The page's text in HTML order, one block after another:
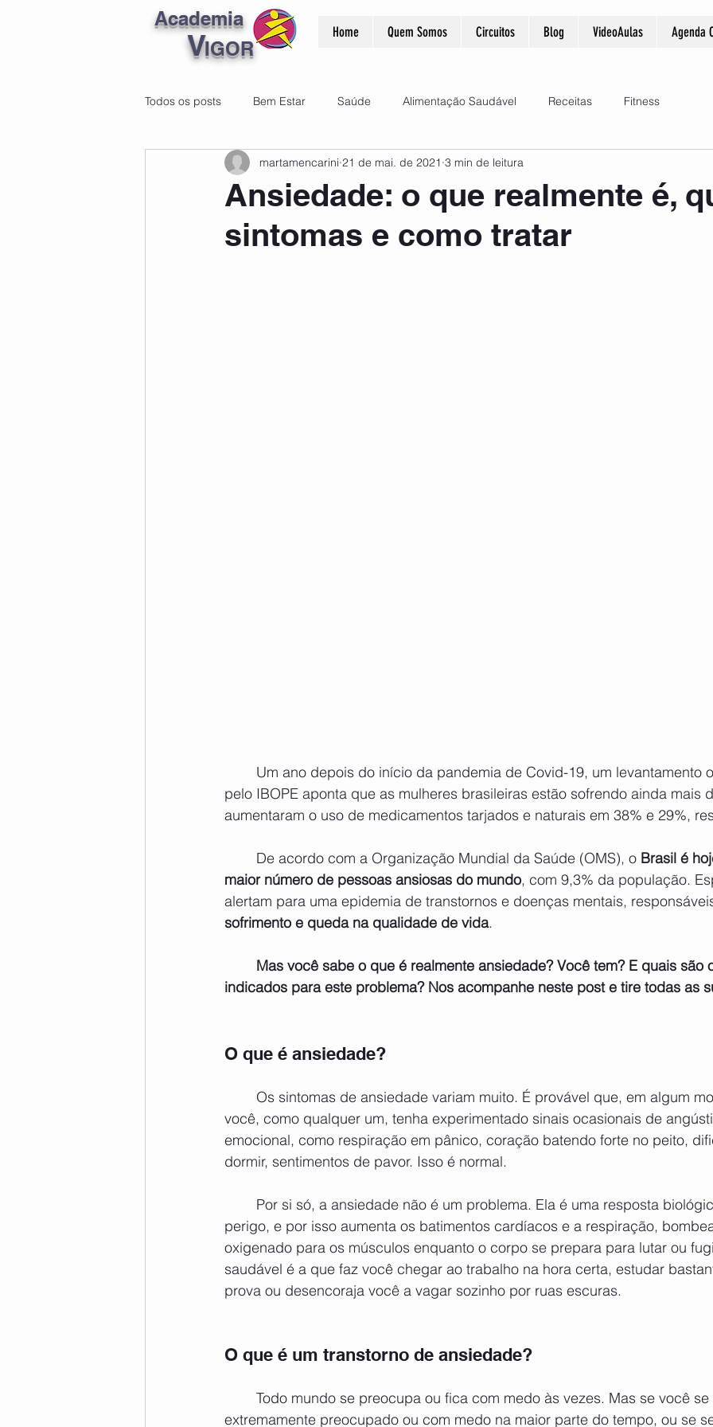
Home Quem Somos Circuitos Blog VideoAulas Agenda
V
Academia
IGOR
Todos os posts Bem Estar Saúde Alimentação Saudável Receitas Fitness
Ansiedade: o que realmente é,
sintomas e como tratar
martamencarini 21 de mai. de 2021 3 min de leitura
pelo IBOPE aponta que as mulheres brasileiras estão sofrendo ainda mais
aumentaram o uso de medicamentos tarjados e naturais em 38% e 29%,
	De acordo com a Organização Mundial da Saúde (OMS), o
Brasil é
maior número de pessoas ansiosas do mundo, com 9,3% da população.
alertam para uma epidemia de transtornos e doenças mentais,
sofrimento e queda na qualidade de vida.
Mas você sabe o que é realmente ansiedade? Você tem? E quais são
indicados para este problema? Nos acompanhe neste post e tire todas as
O que é ansiedade?
você, como qualquer um, tenha experimentado sinais ocasionais de
emocional, como respiração em pânico, coração batendo forte no peito,
dormir, sentimentos de pavor. Isso é normal.
perigo, e por isso aumenta os batimentos cardíacos e a respiração,
oxigenado para os músculos enquanto o corpo se prepara para lutar ou
saudável é a que faz você chegar ao trabalho na hora certa, estudar
prova ou desencoraja você a vagar sozinho por ruas escuras.
O que é um transtorno de ansiedade?
extremamente preocupado ou com medo na maior parte do tempo, ou se